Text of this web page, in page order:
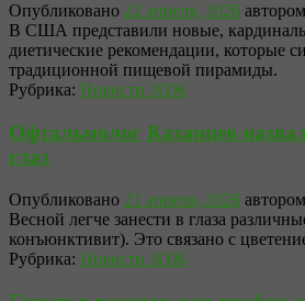
Опубликовано 22 апреля, 2026 автором
В США представили новые,
диетические рекомендации, которые
традиционной пищевой пирамиды.
Рубрика: Новости ЗОЖ
Офтальмолог Казанцев
глаз
Опубликовано 21 апреля, 2026 автором
Весной легче занести в глаза
конъюнктивит). Это связано с
Рубрика: Новости ЗОЖ